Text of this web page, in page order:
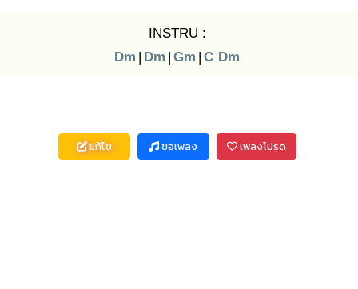
INSTRU :
Dm | Dm | Gm | C Dm
แก้ไข ขอเพลง เพลงโปรด